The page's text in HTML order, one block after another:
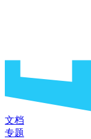
文档
专题